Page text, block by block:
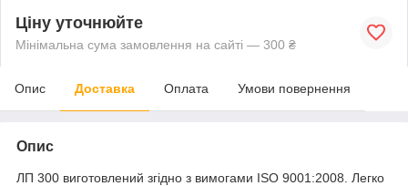
Ціну уточнюйте
Мінімальна сума замовлення на сайті — 300 ₴
Опис Доставка Оплата Умови повернення
Опис
ЛП 300 виготовлений згідно з вимогами ISO 9001:2008. Легко